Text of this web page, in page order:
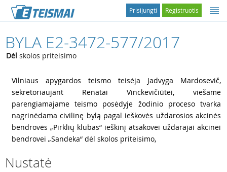
Registruotis
Prisijungti
BYLA E2-3472-577/2017
Dėl skolos priteisimo
Vilniaus apygardos teismo teisėja Jadvyga Mardosevič,
sekretoriaujant Renatai Vinckevičiūtei, viešame
parengiamajame teismo posėdyje žodinio proceso tvarka
nagrinėdama civilinę bylą pagal ieškovės uždarosios akcinės
bendrovės „Pirklių klubas“ ieškinį atsakovei uždarajai akcinei
bendrovei „Sandeka“ dėl skolos priteisimo,
Nustatė